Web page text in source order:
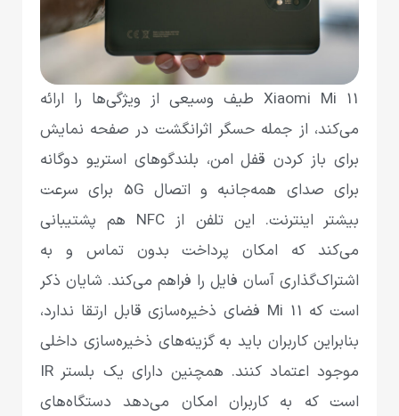
Xiaomi Mi 11 طیف وسیعی از ویژگی‌ها را ارائه
می‌کند، از جمله حسگر اثرانگشت در صفحه نمایش
برای باز کردن قفل امن، بلندگوهای استریو دوگانه
برای صدای همه‌جانبه و اتصال 5G برای سرعت‌
بیشتر اینترنت. این تلفن از NFC هم پشتیبانی
می‌کند که امکان پرداخت بدون تماس و به
اشتراک‌گذاری آسان فایل را فراهم می‌کند. شایان ذکر
است که Mi 11 فضای ذخیره‌سازی قابل ارتقا ندارد،
بنابراین کاربران باید به گزینه‌های ذخیره‌سازی داخلی
موجود اعتماد کنند. همچنین دارای یک بلستر IR
است که به کاربران امکان می‌دهد دستگاه‌های